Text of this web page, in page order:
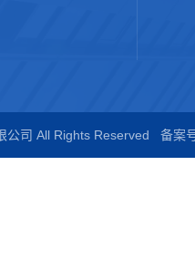
公司 All Rights Reserved 备案